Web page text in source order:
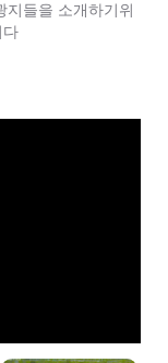
지들을 소개하기위
다